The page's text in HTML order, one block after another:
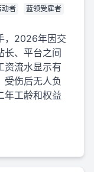
动者
蓝领受雇者
，2026年因交
长、平台之间
资流水显示有
受伤后无人负
年工龄和权益